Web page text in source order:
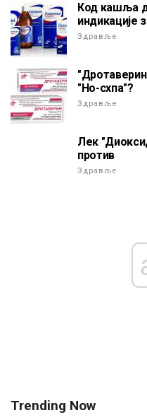
Код кашља
индикације
Здравље
"Но-схпа"?
Здравље
Лек
против
Здравље
Trending Now